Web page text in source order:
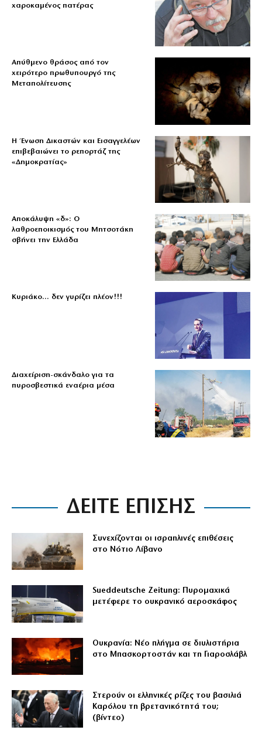
χαροκαμένος πατέρας
Απύθμενο θράσος από τον
χειρότερο πρωθυπουργό της
Μεταπολίτευσης
Η Ένωση Δικαστών και Εισαγγελέων
επιβεβαιώνει το ρεπορτάζ της
«Δημοκρατίας»
Αποκάλυψη «δ»: Ο
λαθροεποικισμός του Μητσοτάκη
σβήνει την Ελλάδα
Κυριάκο… δεν γυρίζει πλέον!!!
Διαχείριση-σκάνδαλο για τα
πυροσβεστικά εναέρια μέσα
ΔΕΙΤΕ ΕΠΙΣΗΣ
Συνεχίζονται οι ισραηλινές επιθέσεις
στο Νότιο Λίβανο
Sueddeutsche Zeitung: Πυρομαχικά
μετέφερε το ουκρανικό αεροσκάφος
Ουκρανία: Νέο πλήγμα σε διυλιστήρια
στο Μπασκορτοστάν και τη Γιαροσλάβλ
Στερούν οι ελληνικές ρίζες του βασιλιά
Καρόλου τη βρετανικότητά του;
(βίντεο)